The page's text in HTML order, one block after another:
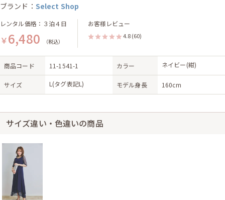
ブランド： Select Shop
レンタル価格：３泊４日
￥6,480 （税込）
お客様レビュー
4.8 (60)
商品コード 11-1541-1 カラー ネイビー(紺)
サイズ L(タグ表記L) モデル身長 160cm
サイズ違い・色違いの商品